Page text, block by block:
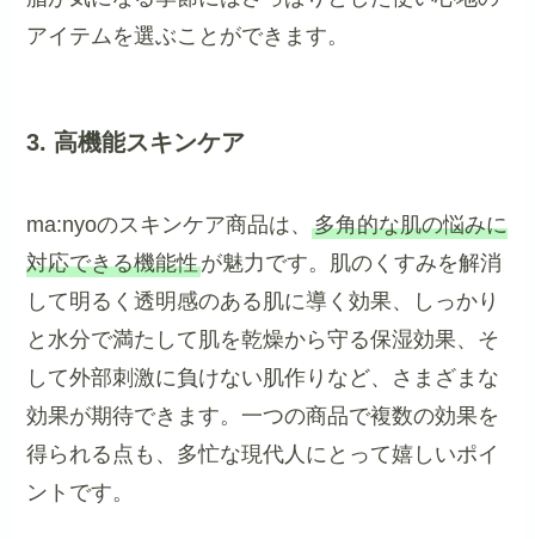
アイテムを選ぶことができます。
3. 高機能スキンケア
ma:nyoのスキンケア商品は、多角的な肌の悩みに
対応できる機能性が魅力です。肌のくすみを解消
して明るく透明感のある肌に導く効果、しっかり
と水分で満たして肌を乾燥から守る保湿効果、そ
して外部刺激に負けない肌作りなど、さまざまな
効果が期待できます。一つの商品で複数の効果を
得られる点も、多忙な現代人にとって嬉しいポイ
ントです。